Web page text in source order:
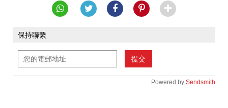
保持聯繫
提交
Powered by Sendsmith